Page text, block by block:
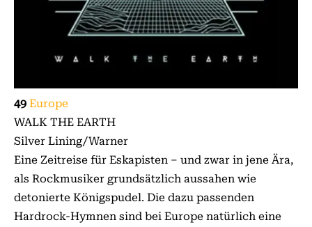
49 Europe
WALK THE EARTH
Silver Lining/Warner
Eine Zeitreise für Eskapisten – und zwar in jene Ära,
als Rockmusiker grundsätzlich aussahen wie
detonierte Königspudel. Die dazu passenden
Hardrock-Hymnen sind bei Europe natürlich eine